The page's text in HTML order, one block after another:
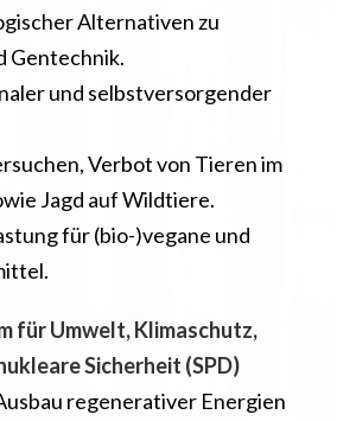
Alternativen zu
Gentechnik.
und selbstversorgender
Verbot von Tieren im
Jagd auf Wildtiere.
für (bio-)vegane und
für Umwelt, Klimaschutz,
Sicherheit (SPD)
regenerativer Energien